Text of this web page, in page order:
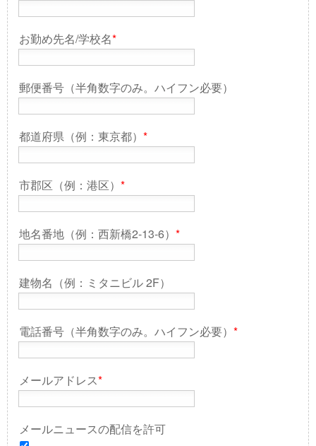
お勤め先名/学校名*
郵便番号（半角数字のみ。ハイフン必要）
都道府県（例：東京都） *
市郡区（例：港区） *
地名番地（例：西新橋2-13-6） *
建物名（例：ミタニビル 2F）
電話番号（半角数字のみ。ハイフン必要） *
メールアドレス*
メールニュースの配信を許可